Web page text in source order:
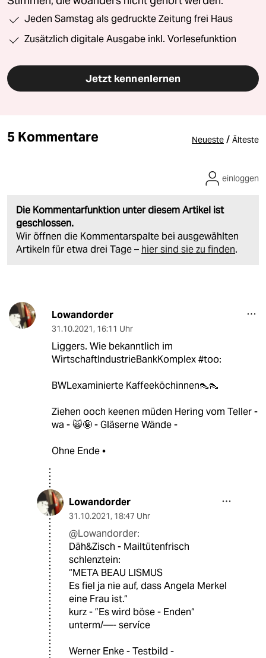
Jeden Samstag als gedruckte Zeitung frei Haus
Zusätzlich digitale Ausgabe inkl. Vorlesefunktion
Jetzt kennenlernen
5 Kommentare Neueste / Älteste
Die Kommentarfunktion unter diesem Artikel ist
geschlossen.
Wir öffnen die Kommentarspalte bei ausgewählten
Artikeln für etwa drei Tage – hier sind sie zu finden.
einloggen
Lowandorder
31.10.2021, 16:11 Uhr
Liggers. Wie bekanntlich im
WirtschaftIndustrieBankKomplex #too:
BWLexaminierte Kaffeeköchinnen👠👠
Ziehen ooch keenen müden Hering vom Teller -
wa - 🙀🤪 - Gläserne Wände -
Ohne Ende •
Lowandorder
31.10.2021, 18:47 Uhr
@Lowandorder:
Däh&Zisch - Mailtütenfrisch
schlenztein:
“META BEAU LISMUS
Es fiel ja nie auf, dass Angela Merkel
eine Frau ist.“
kurz - ”Es wird böse - Enden“
unterm/—- servíce
Werner Enke - Testbild -